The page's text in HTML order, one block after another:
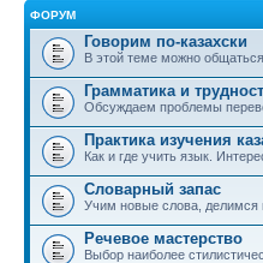
ФОРУМ
Говорим по-казахски
В этой теме можно
Грамматика и
Обсуждаем проблемы
Практика изучения
Как и где учить язык.
Словарный запас
Учим новые слова, делимся
Речевое мастерство
Выбор наиболее